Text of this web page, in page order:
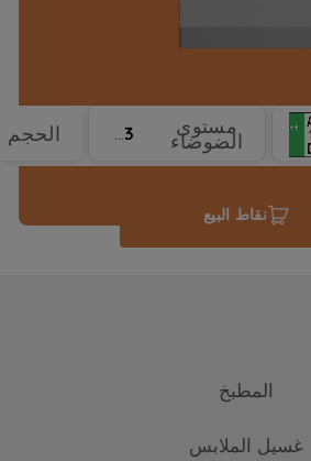
مستوى
الضوضاء 43 dBA الحجم
نقاط البيع
المطبخ
غسيل الملابس